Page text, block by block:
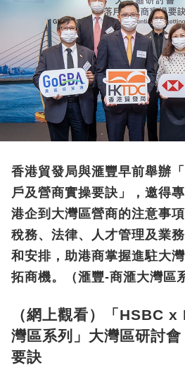
香港貿發局與滙豐早前舉辦
戶及營商實操要訣」，邀得
港企到大灣區營商的注意事
稅務、法律、人才管理及業
和安排，助港商掌握進駐大
拓商機。（滙豐-商滙大灣區
（網上觀看）「HSBC x
灣區系列」大灣區研討
要訣